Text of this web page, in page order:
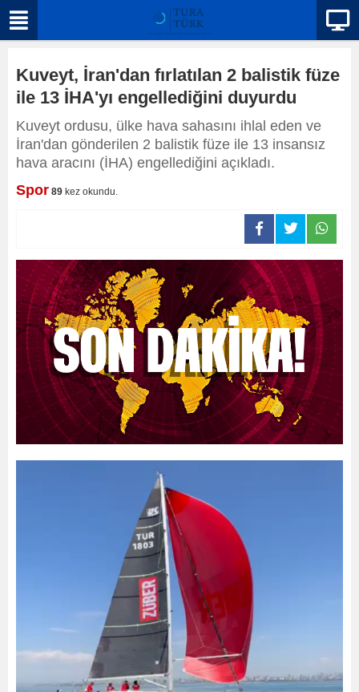
Kuveyt, İran'dan fırlatılan 2 balistik füze
ile 13 İHA'yı engellediğini duyurdu
Kuveyt ordusu, ülke hava sahasını ihlal eden ve
İran'dan gönderilen 2 balistik füze ile 13 insansız
hava aracını (İHA) engellediğini açıkladı.
Spor 89 kez okundu.